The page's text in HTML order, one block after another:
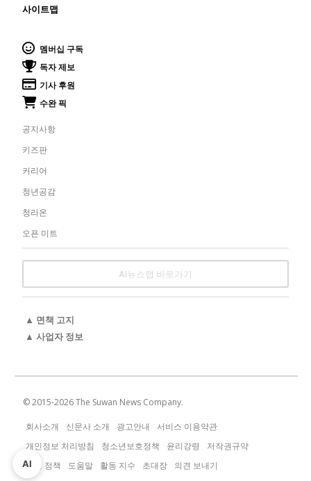
사이트맵
멤버십 구독
독자 제보
기사 후원
수완 픽
공지사항
키즈판
커리어
청년공감
청라온
오픈 미트
AI뉴스랩 바로가기
▲ 면책 고지
▲ 사업자 정보
© 2015-2026The Suwan News Company.
회사소개 신문사 소개 광고안내
서비스 이용약관
개인정보 처리방침
청소년보호정책 윤리강령
저작권규약
운영 정책
도움말 활동 지수 초대장 의견 보내기
AI